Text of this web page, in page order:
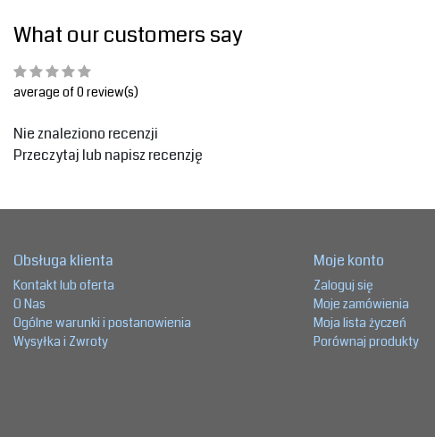
What our customers say
average of 0 review(s)
Nie znaleziono recenzji
Przeczytaj lub napisz recenzję
Obsługa klienta
Kontakt lub oferta
O Nas
Ogólne warunki i postanowienia
Wysyłka i Zwroty
Moje konto
Zaloguj się
Moje zamówienia
Moja lista życzeń
Porównaj produkty